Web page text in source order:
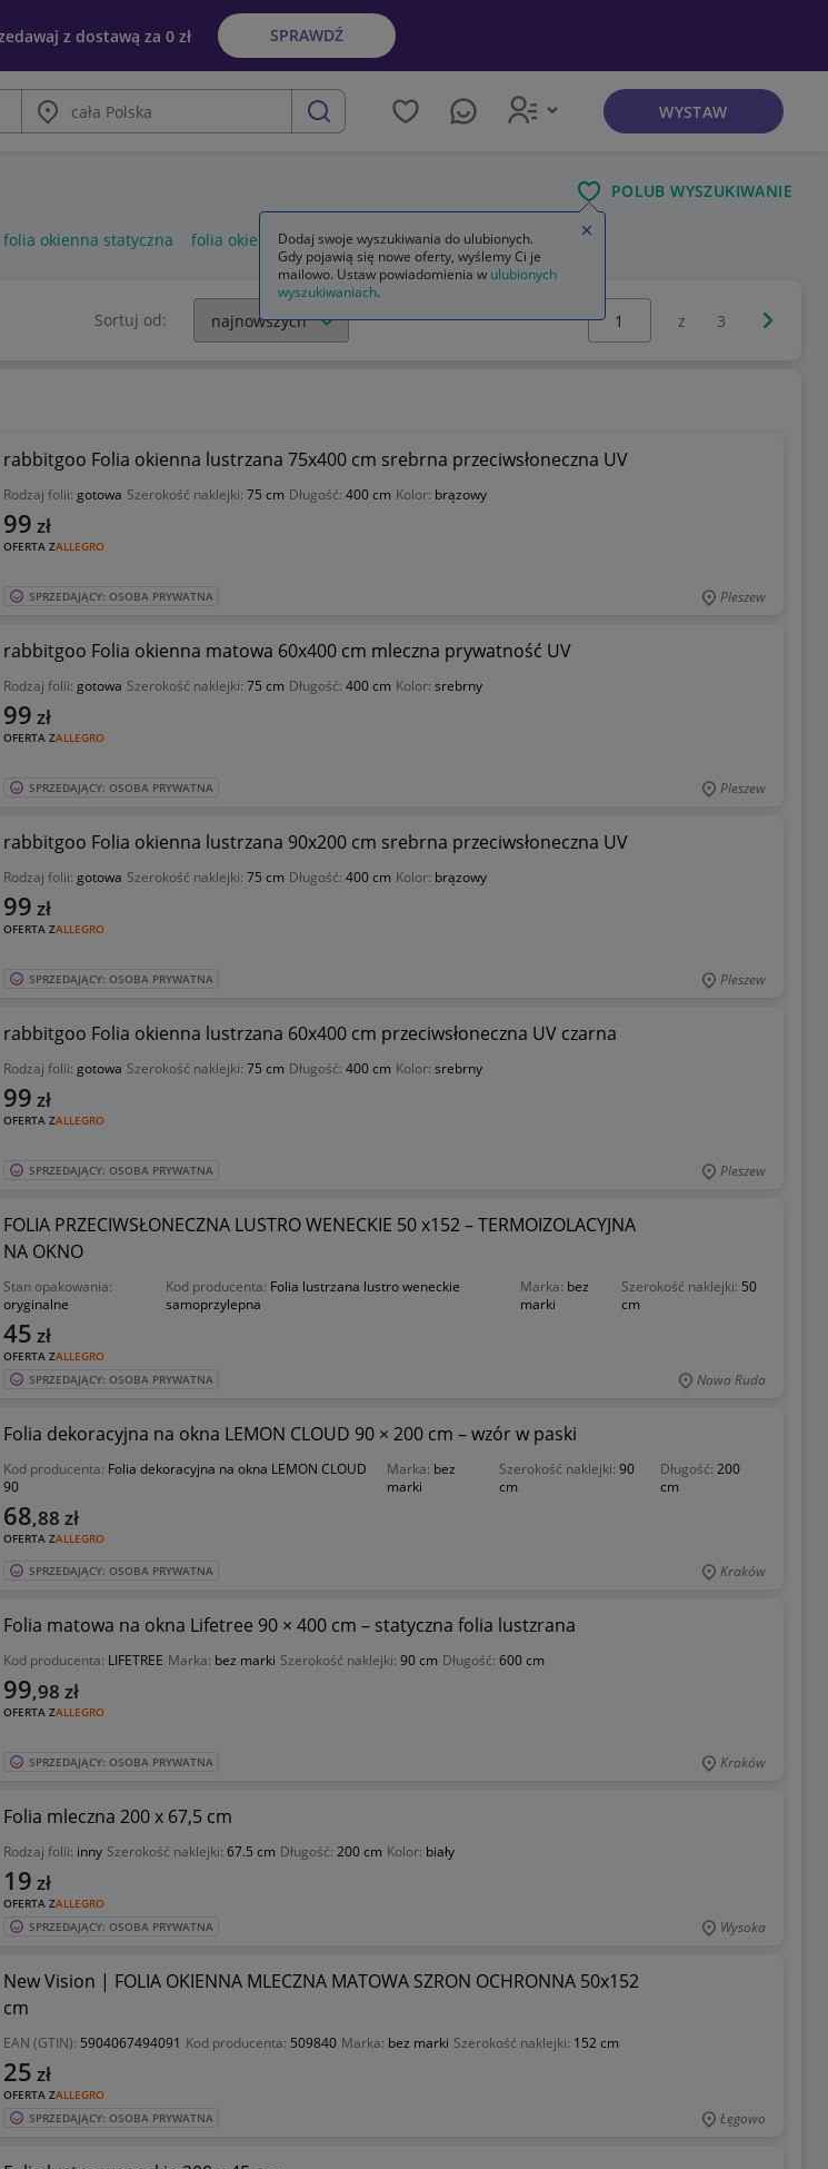
z dostawą za 0 zł SPRAWDŹ
Miasto
szukaj
WYSTAW
POLUB WYSZUKIWANIE
folia okienna statyczna folia okienna przeciwsłoneczna zewnętrzna
Sortuj od: z 3
rabbitgoo Folia okienna lustrzana 75x400 cm srebrna przeciwsłoneczna UV
Rodzaj folii: gotowa Szerokość naklejki: 75 cm Długość: 400 cm Kolor: brązowy
OFERTA ZALLEGRO
99 zł
SPRZEDAJĄCY: OSOBA PRYWATNA Pleszew
rabbitgoo Folia okienna matowa 60x400 cm mleczna prywatność UV
Rodzaj folii: gotowa Szerokość naklejki: 75 cm Długość: 400 cm Kolor: srebrny
OFERTA ZALLEGRO
99 zł
SPRZEDAJĄCY: OSOBA PRYWATNA Pleszew
rabbitgoo Folia okienna lustrzana 90x200 cm srebrna przeciwsłoneczna UV
Rodzaj folii: gotowa Szerokość naklejki: 75 cm Długość: 400 cm Kolor: brązowy
OFERTA ZALLEGRO
99 zł
SPRZEDAJĄCY: OSOBA PRYWATNA Pleszew
rabbitgoo Folia okienna lustrzana 60x400 cm przeciwsłoneczna UV czarna
Rodzaj folii: gotowa Szerokość naklejki: 75 cm Długość: 400 cm Kolor: srebrny
OFERTA ZALLEGRO
99 zł
SPRZEDAJĄCY: OSOBA PRYWATNA Pleszew
FOLIA PRZECIWSŁONECZNA LUSTRO WENECKIE 50 x152 – TERMOIZOLACYJNA
NA OKNO
Stan opakowania:
oryginalne
Kod producenta: Folia lustrzana lustro weneckie
samoprzylepna
Marka: bez
marki
Szerokość naklejki: 50
cm
OFERTA ZALLEGRO
45 zł
SPRZEDAJĄCY: OSOBA PRYWATNA Nowa Ruda
Folia dekoracyjna na okna LEMON CLOUD 90 × 200 cm – wzór w paski
Kod producenta: Folia dekoracyjna na okna LEMON CLOUD
90
Marka: bez
marki
Szerokość naklejki: 90
cm
Długość: 200
cm
OFERTA ZALLEGRO
68,88 zł
SPRZEDAJĄCY: OSOBA PRYWATNA Kraków
Folia matowa na okna Lifetree 90 × 400 cm – statyczna folia lustzrana
Kod producenta: LIFETREE Marka: bez marki Szerokość naklejki: 90 cm Długość: 600 cm
OFERTA ZALLEGRO
99,98 zł
SPRZEDAJĄCY: OSOBA PRYWATNA Kraków
Folia mleczna 200 x 67,5 cm
Rodzaj folii: inny Szerokość naklejki: 67.5 cm Długość: 200 cm Kolor: biały
OFERTA ZALLEGRO
19 zł
SPRZEDAJĄCY: OSOBA PRYWATNA Wysoka
New Vision | FOLIA OKIENNA MLECZNA MATOWA SZRON OCHRONNA 50x152
cm
EAN (GTIN): 5904067494091 Kod producenta: 509840 Marka: bez marki Szerokość naklejki: 152 cm
OFERTA ZALLEGRO
25 zł
SPRZEDAJĄCY: OSOBA PRYWATNA Łęgowo
Dodaj swoje wyszukiwania do ulubionych.
Gdy pojawią się nowe oferty, wyślemy Ci je
mailowo. Ustaw powiadomienia w ulubionych
wyszukiwaniach.
Zamknij wskazówkę